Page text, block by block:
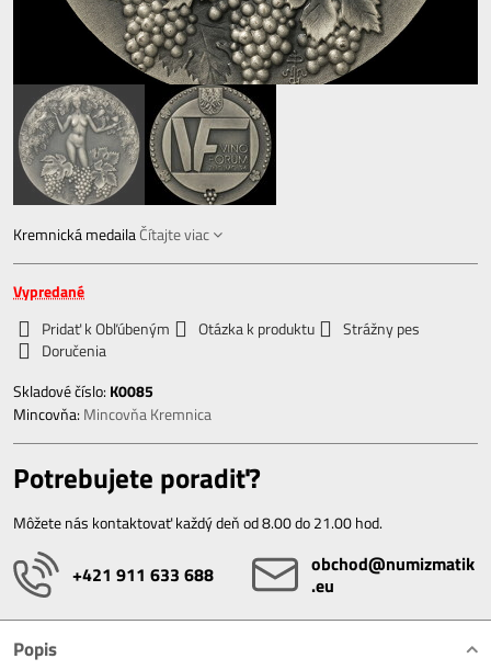
Kremnická medailaČítajte viac
Vypredané
Pridať k Obľúbeným
Otázka k produktu
Strážny pes
Doručenia
Skladové číslo: K0085
Mincovňa: Mincovňa Kremnica
Potrebujete poradiť?
Môžete nás kontaktovať každý deň od 8.00 do 21.00 hod.
+421 911 633 688
obchod​@numizmatik​
.eu
Popis